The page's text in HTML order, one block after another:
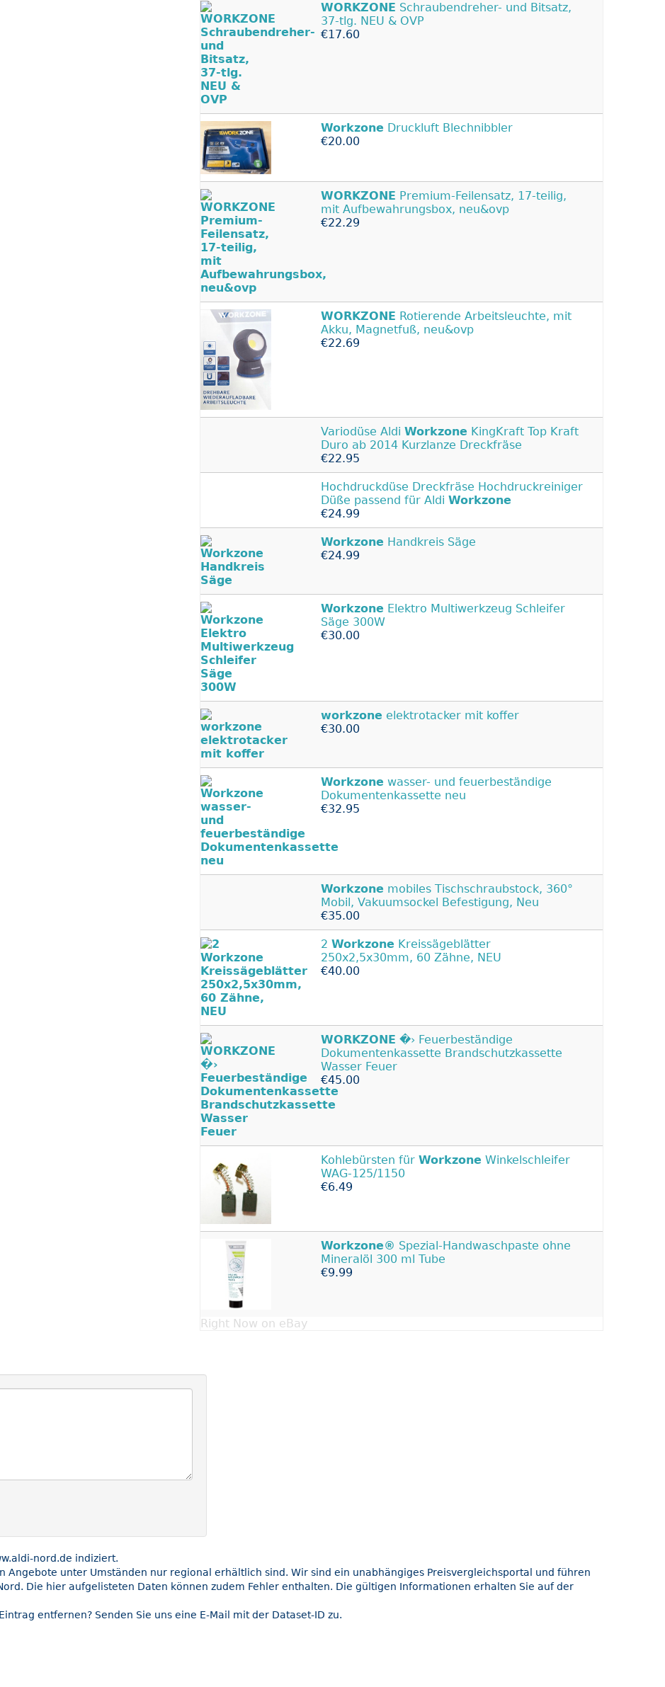
WORKZONE Schraubendreher- und Bitsatz,
37-tlg. NEU & OVP
€17.60
Workzone Druckluft Blechnibbler
€20.00
WORKZONE Premium-Feilensatz, 17-teilig,
mit Aufbewahrungsbox, neu&ovp
€22.29
WORKZONE Rotierende Arbeitsleuchte, mit
Akku, Magnetfuß, neu&ovp
€22.69
Variodüse Aldi Workzone KingKraft Top Kraft
Duro ab 2014 Kurzlanze Dreckfräse
€22.95
Hochdruckdüse Dreckfräse Hochdruckreiniger
Düße passend für Aldi Workzone
€24.99
Workzone Handkreis Säge
€24.99
Workzone Elektro Multiwerkzeug Schleifer
Säge 300W
€30.00
workzone elektrotacker mit koffer
€30.00
Workzone wasser- und feuerbeständige
Dokumentenkassette neu
€32.95
Workzone mobiles Tischschraubstock, 360°
Mobil, Vakuumsockel Befestigung, Neu
€35.00
2 Workzone Kreissägeblätter
250x2,5x30mm, 60 Zähne, NEU
€40.00
WORKZONE �› Feuerbeständige
Dokumentenkassette Brandschutzkassette
Wasser Feuer
€45.00
Kohlebürsten für Workzone Winkelschleifer
WAG-125/1150
€6.49
Workzone® Spezial-Handwaschpaste ohne
Mineralöl 300 ml Tube
€9.99
Right Now on eBay
nord.de indiziert.
Angebote unter Umständen nur regional erhältlich sind. Wir sind ein unabhängiges Preisvergleichsportal und führen
Die hier aufgelisteten Daten können zudem Fehler enthalten. Die gültigen Informationen erhalten Sie auf der
entfernen? Senden Sie uns eine E-Mail mit der Dataset-ID zu.